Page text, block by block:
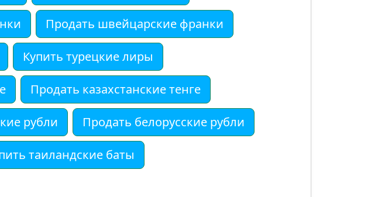
Продать швейцарские франки
Купить турецкие лиры
Продать казахстанские тенге
рубли Продать белорусские рубли
таиландские баты